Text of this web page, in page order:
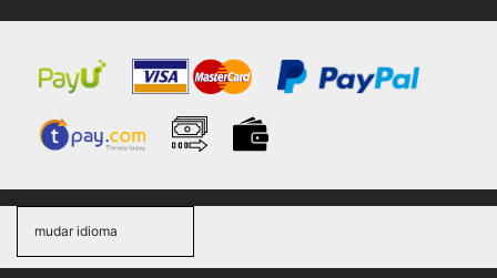
mudar idioma